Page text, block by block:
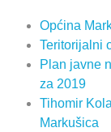
Općina
Teritorijalni
Plan javne
za 2019
Tihomir
Markušica